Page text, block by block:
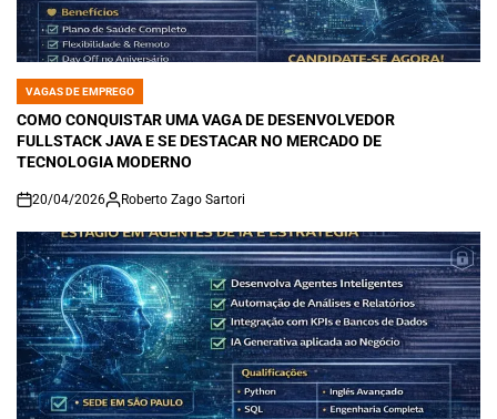
POSTED
IN
VAGAS DE EMPREGO
COMO CONQUISTAR UMA VAGA DE DESENVOLVEDOR
FULLSTACK JAVA E SE DESTACAR NO MERCADO DE
TECNOLOGIA MODERNO
on
20/04/2026 Roberto Zago Sartori